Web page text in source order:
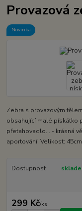
Provazová
Novinka
Zebra s provazovým
obsahující malé pískátko
přetahovadlo... - krásná
aportování. Velikost:
Dostupnost
299 Kč/ks